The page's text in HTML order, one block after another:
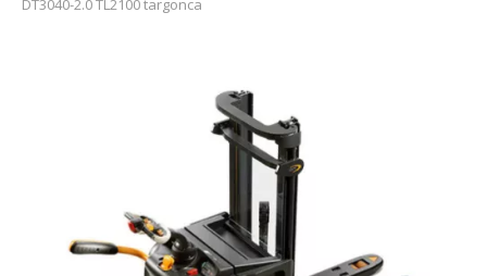
DT3040-2.0 TL2100 targonca